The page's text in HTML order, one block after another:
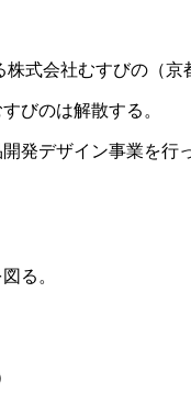
式会社むすびの（京
びのは解散する。
発デザイン事業を行
る。